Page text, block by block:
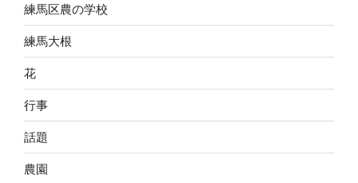
練馬区農の学校
練馬大根
花
行事
話題
農園